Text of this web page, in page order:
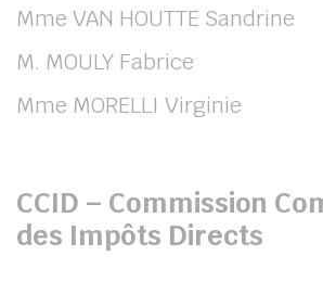
Mme VAN HOUTTE Sandrine
M. MOULY Fabrice
Mme MORELLI Virginie
CCID – Commission
des Impôts Directs